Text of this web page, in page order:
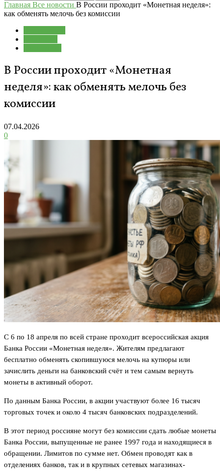
Главная Все новости В России проходит «Монетная неделя»:
как обменять мелочь без комиссии
В России проходит «Монетная
неделя»: как обменять мелочь без
комиссии
07.04.2026
0
С 6 по 18 апреля по всей стране проходит всероссийская акция
Банка России «Монетная неделя». Жителям предлагают
бесплатно обменять скопившуюся мелочь на купюры или
зачислить деньги на банковский счёт и тем самым вернуть
монеты в активный оборот.
По данным Банка России, в акции участвуют более 16 тысяч
торговых точек и около 4 тысяч банковских подразделений.
В этот период россияне могут без комиссии сдать любые монеты
Банка России, выпущенные не ранее 1997 года и находящиеся в
обращении. Лимитов по сумме нет. Обмен проводят как в
отделениях банков, так и в крупных сетевых магазинах-